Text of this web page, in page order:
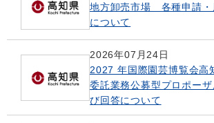
地方卸売市場 各種申請・
について
2026年07月24日
2027 年国際園芸博覧会高
委託業務公募型プロポー
び回答について